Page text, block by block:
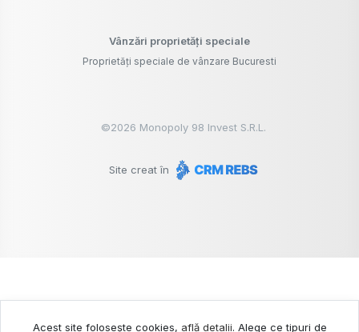
Vânzări proprietăți speciale
Proprietăți speciale de vânzare Bucuresti
©2026 Monopoly 98 Invest S.R.L.
Site creat în
Acest site folosește cookies, află detalii. Alege ce tipuri de